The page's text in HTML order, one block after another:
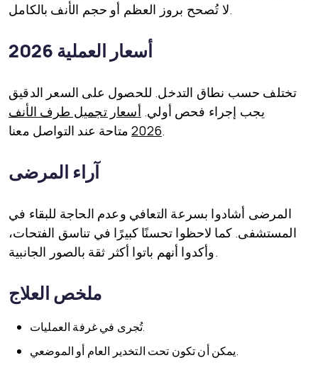
لا تُصحح بروز العظم أو حجم الأنف بالكامل.
أسعار العملية 2026
تختلف حسب نطاق التدخل. للحصول على السعر الدقيق
يجب إجراء فحص أولي. أسعار تجميل طرف الأنف
2026متاحة عند التواصل معنا.
آراء المرضى
المرضى أشادوا بسرعة التعافي وعدم الحاجة للبقاء في
المستشفى. كما لاحظوا تحسنًا كبيرًا في تناسق الفتحات،
وأكدوا أنهم باتوا أكثر ثقة بالصور الجانبية.
ملخص العلاج
تُجرى في غرفة العمليات.
يمكن أن تكون تحت التخدير العام أو الموضعي.